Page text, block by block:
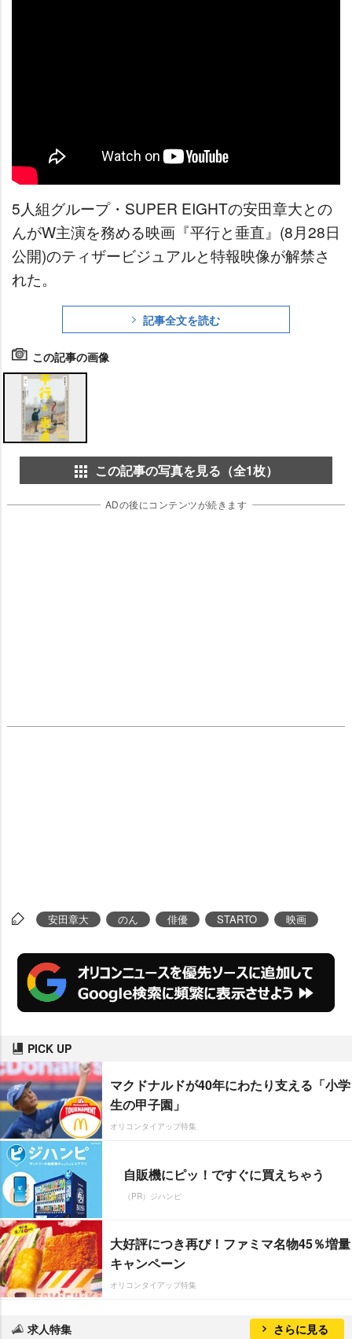
5人組グループ・SUPER EIGHTの安田章大との
んがW主演を務める映画『平行と垂直』(8月28日
公開)のティザービジュアルと特報映像が解禁さ
れた。
記事全文を読む
この記事の画像
この記事の写真を見る（全1枚）
ADの後にコンテンツが続きます
安田章大 のん 俳優 STARTO 映画
PICK UP
マクドナルドが40年にわたり支える「小学
生の甲子園」
オリコンタイアップ特集
自販機にピッ！ですぐに買えちゃう
（PR）ジハンピ
大好評につき再び！ファミマ名物45％増量
キャンペーン
オリコンタイアップ特集
求人特集 さらに見る